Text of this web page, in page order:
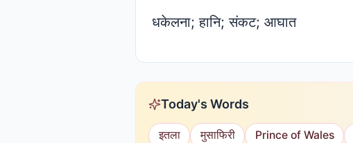
धकेलना; हानि; संकट; आघात
Today's Words
इतला मुसाफिरी Prince of Wales